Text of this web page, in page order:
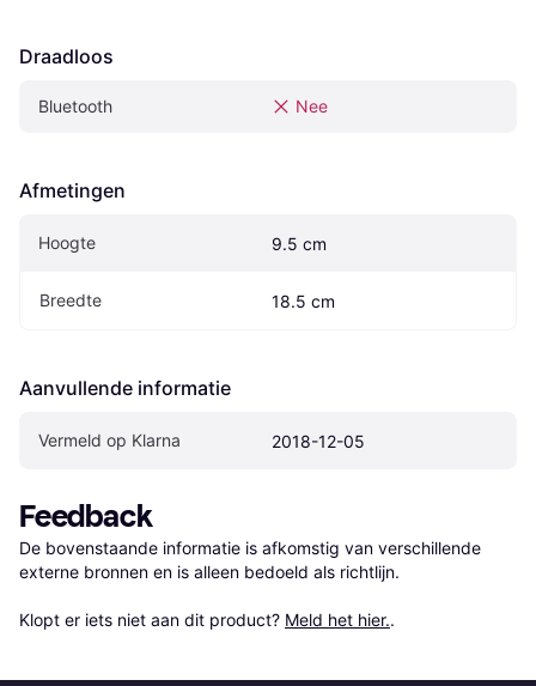
Draadloos
Bluetooth Nee
Afmetingen
Hoogte 9.5 cm
Breedte 18.5 cm
Aanvullende informatie
Vermeld op Klarna 2018-12-05
Feedback
De bovenstaande informatie is afkomstig van verschillende
externe bronnen en is alleen bedoeld als richtlijn.
Klopt er iets niet aan dit product? Meld het hier..